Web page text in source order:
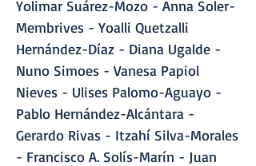
Yolimar Suárez-Mozo - Anna Soler-
Membrives - Yoalli Quetzalli
Hernández-Díaz - Diana Ugalde -
Nuno Simoes - Vanesa Papiol
Nieves - Ulises Palomo-Aguayo -
Pablo Hernández-Alcántara -
Gerardo Rivas - Itzahí Silva-Morales
- Francisco A. Solís-Marín - Juan